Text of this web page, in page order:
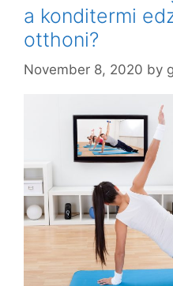
a konditermi
otthoni?
November 8, 2020 by